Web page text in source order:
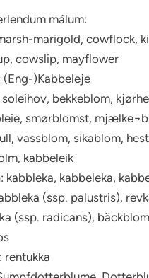
málum:
marigold, cowflock,
cowslip, mayflower
(Eng-)Kabbeleje
soleihov, bekkeblom,
smørblomst,
vassblom, sikablom,
kabbeleik
: kabbleka, kabbeleka,
(ssp. palustris),
(ssp. radicans),
: rentukka